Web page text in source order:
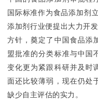
国际标准作为食品添加剂
添加剂行业便提出大力开
方针，奠定了中国食品添
盟批准的分类标准与中国
变化更为紧跟科研并及时
面还比较薄弱，现在仍处
缺少自主评估的实力。